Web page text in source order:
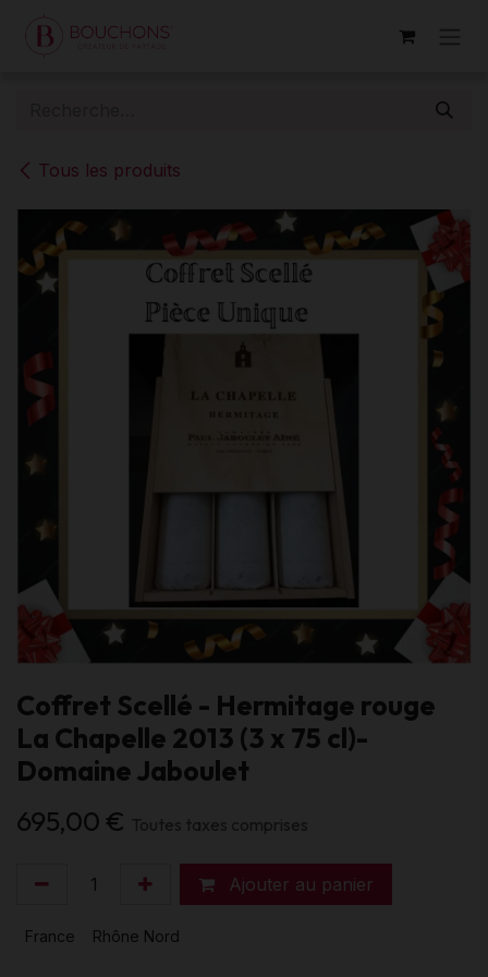
Se rendre au contenu
Tous les produits
Coffret Scellé - Hermitage rouge
La Chapelle 2013 (3 x 75 cl)-
Domaine Jaboulet
695,00 € Toutes taxes comprises
Ajouter au panier
France Rhône Nord